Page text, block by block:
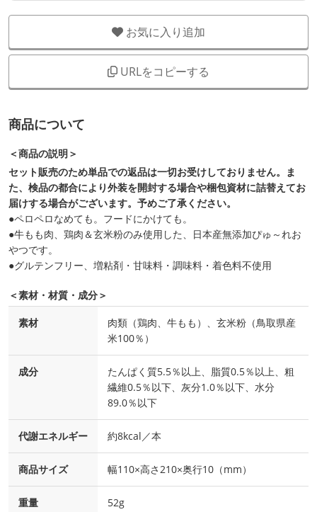
お気に入り追加
URLをコピーする
商品について
＜商品の説明＞
セット販売のため単品での返品は一切お受けしておりません。ま
た、検品の都合により外装を開封する場合や梱包資材に詰替えてお
届けする場合がございます。予めご了承ください。
●ペロペロなめても。フードにかけても。
●牛もも肉、鶏肉＆玄米粉のみ使用した、日本産無添加ぴゅ～れお
やつです。
●グルテンフリー、増粘剤・甘味料・調味料・着色料不使用
＜素材・材質・成分＞
素材
肉類（鶏肉、牛もも）、玄米粉（鳥取県産
米100％）
成分
たんぱく質5.5％以上、脂質0.5％以上、粗
繊維0.5％以下、灰分1.0％以下、水分
89.0％以下
代謝エネルギー 約8kcal／本
商品サイズ 幅110×高さ210×奥行10（mm）
重量 52g